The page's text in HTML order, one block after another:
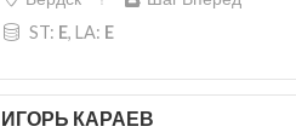
ST: E, LA: E
ИГОРЬ КАРАЕВ